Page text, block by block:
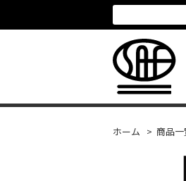
ホーム > 商品一